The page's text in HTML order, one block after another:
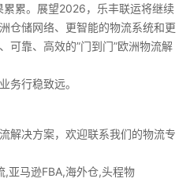
累。展望2026，乐丰联运将继续
仓储网络、更智能的物流系统和更
可靠、高效的”门到门”欧洲物流解
务行稳致远。
解决方案，欢迎联系我们的物流专
,亚马逊FBA,海外仓,头程物